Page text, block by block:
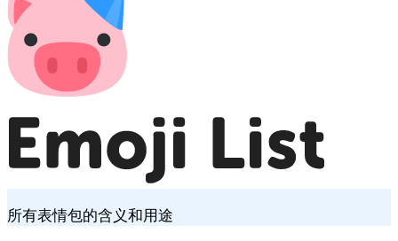
所有表情包的含义和用途